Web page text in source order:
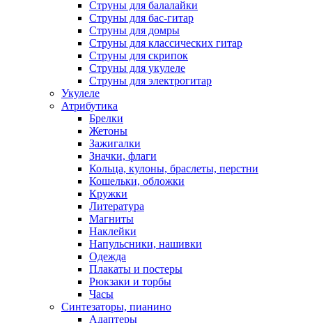
Струны для балалайки
Струны для бас-гитар
Струны для домры
Струны для классических гитар
Струны для скрипок
Струны для укулеле
Струны для электрогитар
Укулеле
Атрибутика
Брелки
Жетоны
Зажигалки
Значки, флаги
Кольца, кулоны, браслеты, перстни
Кошельки, обложки
Кружки
Литература
Магниты
Наклейки
Напульсники, нашивки
Одежда
Плакаты и постеры
Рюкзаки и торбы
Часы
Синтезаторы, пианино
Адаптеры